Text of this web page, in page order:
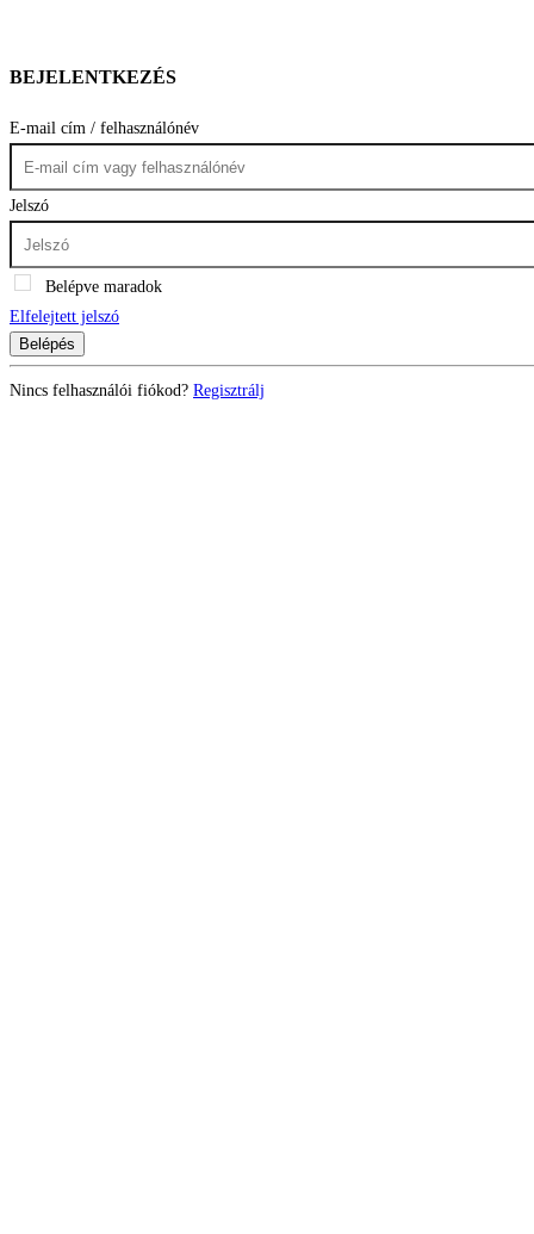
BEJELENTKEZÉS
E-mail cím / felhasználónév
Jelszó
Belépve maradok
Elfelejtett jelszó
Belépés
Nincs felhasználói fiókod? Regisztrálj